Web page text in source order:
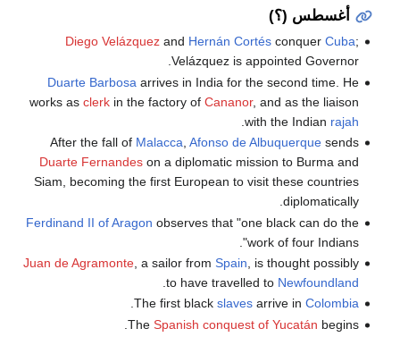
أغسطس (؟)
Diego Velázquezand Hernán Cortésconquer Cuba;
Velázquez is appointed Governor.
Duarte Barbosa arrives in India for the second time. He
works as clerkin the factory of Cananor, and as the liaison
with the Indian rajah
After the fall of Malacca Afonso de Albuquerquesends
Duarte Fernandeson a diplomatic mission to Burma and
Siam, becoming the first European to visit these countries
diplomatically.
Ferdinand II of Aragon observes that "one black can do the
work of four Indians".
Juan de Agramonte, a sailor from Spain , is thought possibly
to have travelled to Newfoundland
The first black slavesarrive in Colombia
.
The Spanish conquest of Yucatán begins.